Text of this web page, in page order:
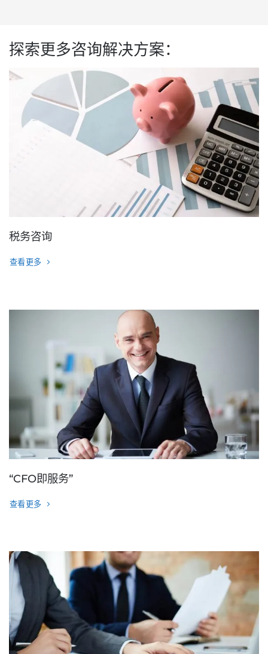
探索更多咨询解决方案：
税务咨询
查看更多
“CFO即服务”
查看更多